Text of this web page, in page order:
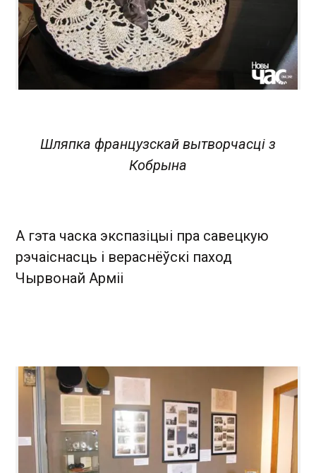
Шляпка французскай вытворчасці з
Кобрына
А гэта часка экспазіцыі пра савецкую
рэчаіснасць і вераснёўскі паход
Чырвонай Арміі